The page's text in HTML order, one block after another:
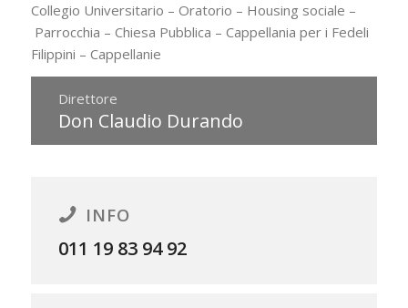
Collegio Universitario – Oratorio – Housing sociale –
Parrocchia – Chiesa Pubblica – Cappellania per i Fedeli
Filippini – Cappellanie
Direttore
Don Claudio Durando
INFO
011 19 83 94 92